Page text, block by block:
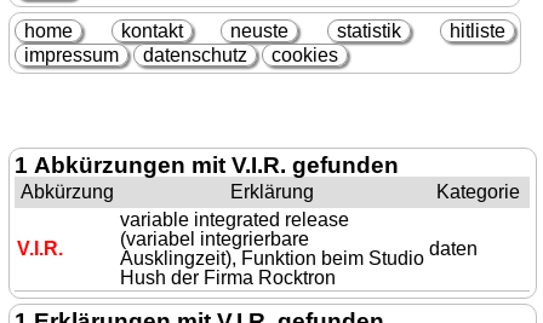
home kontakt neuste statistik
hitliste
impressum
datenschutz cookies
1 Abkürzungen mit V.I.R. gefunden
Abkürzung Erklärung Kategorie
V.I.R.
variable integrated release
(variabel integrierbare
Ausklingzeit), Funktion beim Studio
Hush der Firma Rocktron
daten